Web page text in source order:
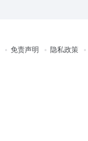
免责声明 隐私政策